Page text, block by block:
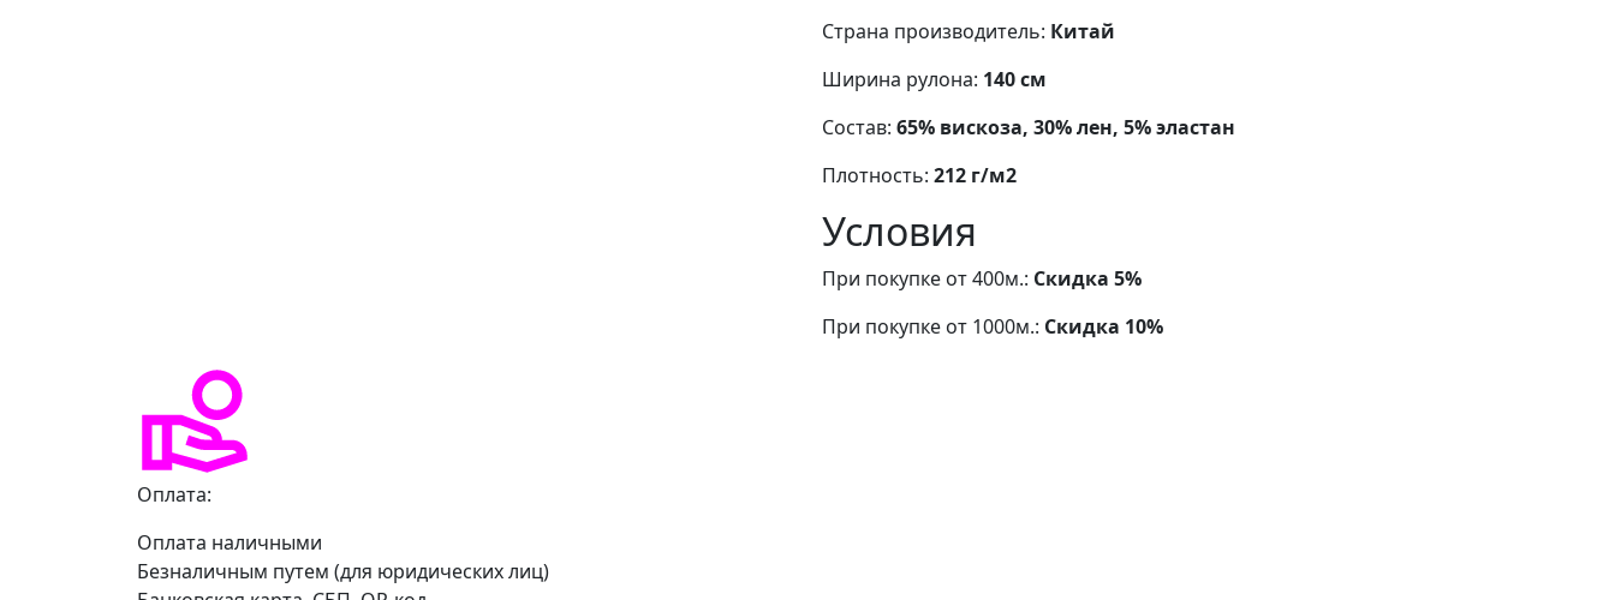
Страна производитель: Китай
Ширина рулона: 140 см
Состав: 65% вискоза, 30% лен, 5% эластан
Плотность: 212 г/м2
Условия
При покупке от 400м.: Скидка 5%
При покупке от 1000м.: Скидка 10%
Оплата:
Оплата наличными
Безналичным путем (для юридических лиц)